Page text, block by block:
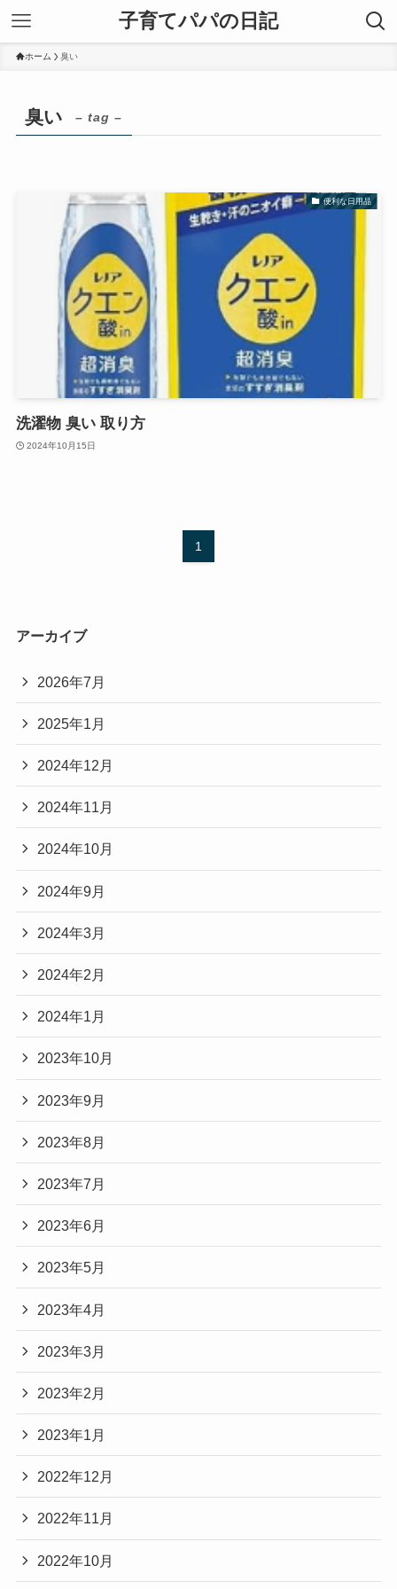
子育てパパの日記
ホーム 臭い
臭い – tag –
便利な日用品
洗濯物 臭い 取り方
2024年10月15日
1
アーカイブ
2026年7月
2025年1月
2024年12月
2024年11月
2024年10月
2024年9月
2024年3月
2024年2月
2024年1月
2023年10月
2023年9月
2023年8月
2023年7月
2023年6月
2023年5月
2023年4月
2023年3月
2023年2月
2023年1月
2022年12月
2022年11月
2022年10月